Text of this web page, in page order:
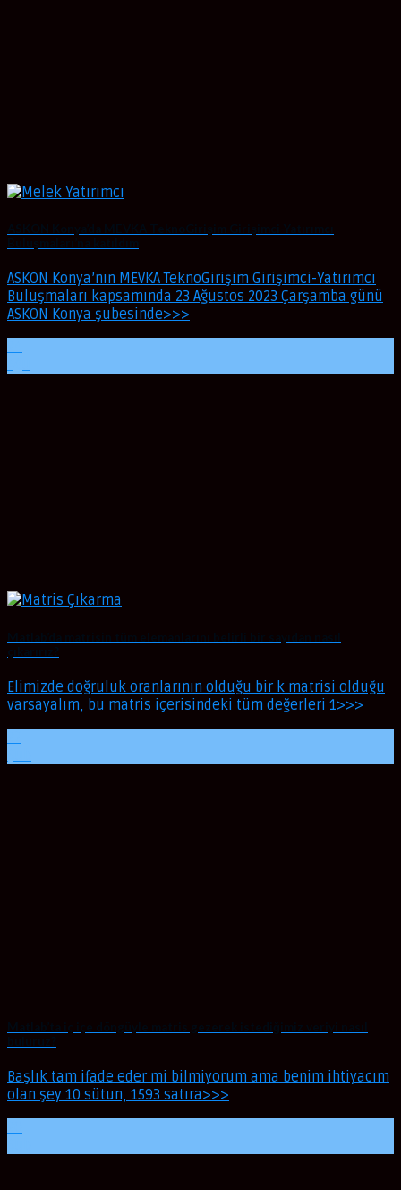
ASKON Konya’nın MEVKA TeknoGirişim Girişimci-Yatırımcı
Buluşmaları kapsamında 23 Ağustos 2023 Çarşamba günü
ASKON Konya şubesinde>>>
Elimizde doğruluk oranlarının olduğu bir k matrisi olduğu
varsayalım, bu matris içerisindeki tüm değerleri 1>>>
Başlık tam ifade eder mi bilmiyorum ama benim ihtiyacım
olan şey 10 sütun, 1593 satıra>>>